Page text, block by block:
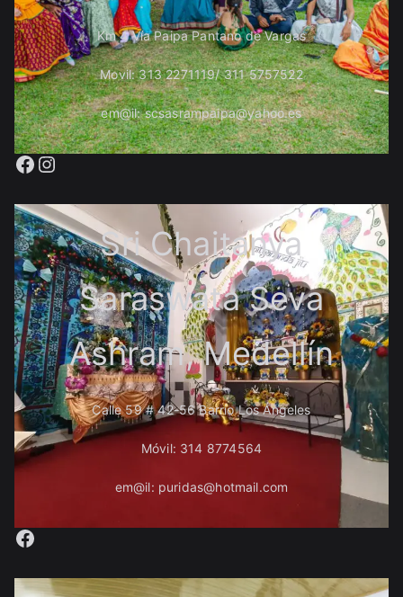
Km 4 Vía Paipa Pantano de Vargas
Movil: 313 2271119/ 311 5757522
em@il: scsasrampaipa@yahoo.es
Facebook
Instagram
Sri Chaitanya
Saraswata Seva
Ashram, Medellín
Calle 59 # 42-56 Barrio Los Ángeles
Móvil: 314 8774564
em@il: puridas@hotmail.com
Facebook